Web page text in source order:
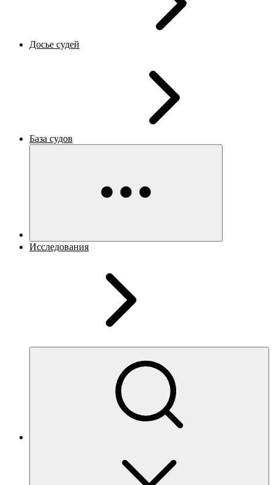
Досье судей
База судов
Исследования